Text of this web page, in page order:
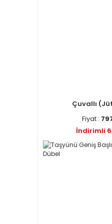
Çuvallı
Fiyat :
İndirimli